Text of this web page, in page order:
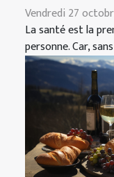
Vendredi 27
La santé est la
personne. Car,